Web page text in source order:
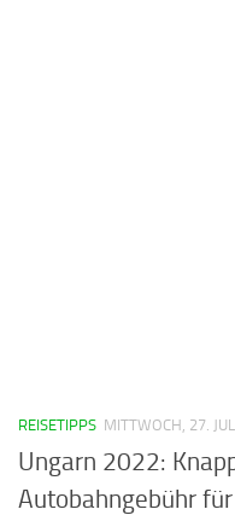
REISETIPPS MITTWOCH, 27.
Ungarn 2022:
Autobahngebühr